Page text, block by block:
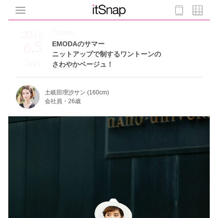
2016
6.5
Sun
EMODAのサマー
ニットアップで制するワントーンの
さわやかベージュ！
Theme
土岐田理沙サン (160cm)
会社員・26歳